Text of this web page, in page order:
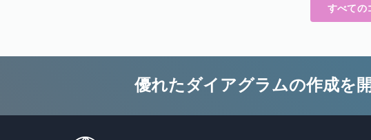
すべての
優れたダイアグラムの作成を